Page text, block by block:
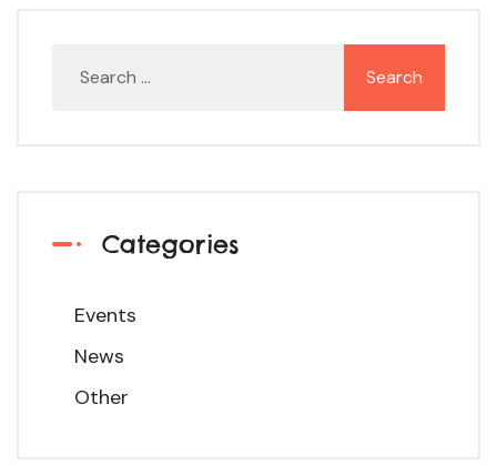
Categories
Events
News
Other